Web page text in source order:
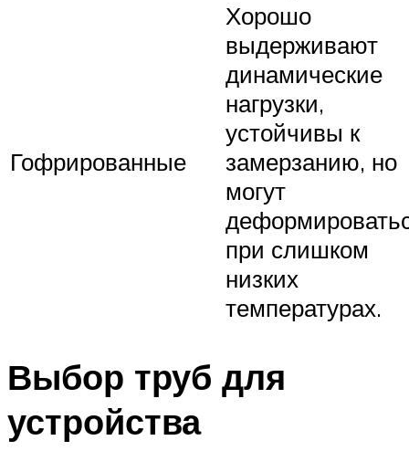
Гофрированные
Хорошо
выдерживают
динамические
нагрузки,
устойчивы к
замерзанию, но
могут
при слишком
низких
температурах.
Выбор труб для
устройства